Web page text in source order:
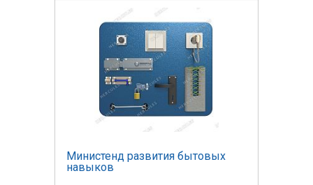
Министенд развития бытовых
навыков